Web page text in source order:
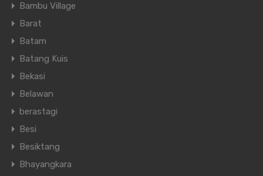
Bambu Village
Barat
Batam
Batang Kuis
Bekasi
Belawan
berastagi
Besi
Besiktang
Bhayangkara